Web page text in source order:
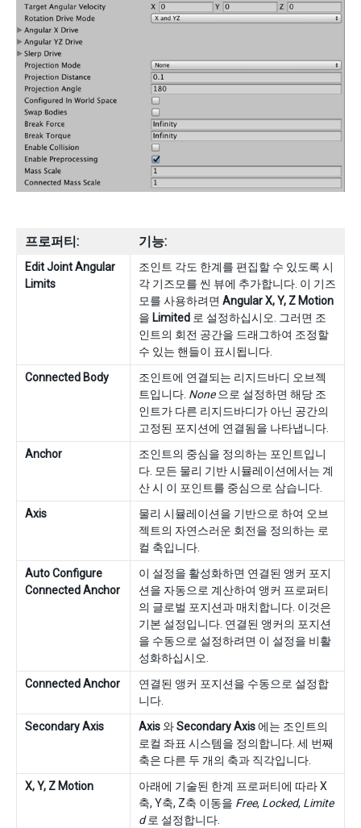
프로퍼티: 기능:
Edit Joint Angular
Limits
조인트 각도 한계를 편집할 수 있도록 시
각 기즈모를 씬 뷰에 추가합니다. 이 기즈
모를 사용하려면 Angular X, Y, Z Motion
을 Limited 로 설정하십시오. 그러면 조
인트의 회전 공간을 드래그하여 조정할
수 있는 핸들이 표시됩니다.
Connected Body
조인트에 연결되는 리지드바디 오브젝
트입니다. None으로 설정하면 해당 조
인트가 다른 리지드바디가 아닌 공간의
고정된 포지션에 연결됨을 나타냅니다.
Anchor
조인트의 중심을 정의하는 포인트입니
다. 모든 물리 기반 시뮬레이션에서는 계
산 시 이 포인트를 중심으로 삼습니다.
Axis
물리 시뮬레이션을 기반으로 하여 오브
젝트의 자연스러운 회전을 정의하는 로
컬 축입니다.
Auto Configure
Connected Anchor
이 설정을 활성화하면 연결된 앵커 포지
션을 자동으로 계산하여 앵커 프로퍼티
의 글로벌 포지션과 매치합니다. 이것은
기본 설정입니다. 연결된 앵커의 포지션
을 수동으로 설정하려면 이 설정을 비활
성화하십시오.
Connected Anchor
연결된 앵커 포지션을 수동으로 설정합
니다.
Secondary Axis
Axis와Secondary Axis에는 조인트의
로컬 좌표 시스템을 정의합니다. 세 번째
축은 다른 두 개의 축과 직각입니다.
X, Y, Z Motion
아래에 기술된 한계 프로퍼티에 따라 X
축, Y축, Z축 이동을 Free, Locked, Limite
d로 설정합니다.